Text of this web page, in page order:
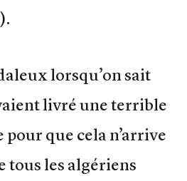
lorsqu’on sait
livré une terrible
que cela n’arrive
tous les algériens